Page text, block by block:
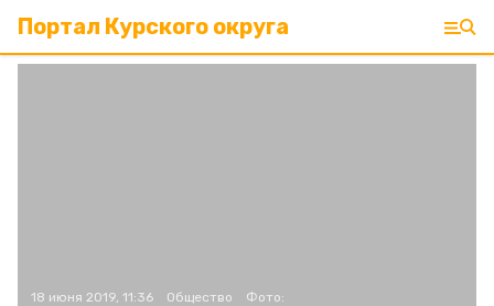
Портал Курского округа
18 июня 2019, 11:36 Общество Фото: